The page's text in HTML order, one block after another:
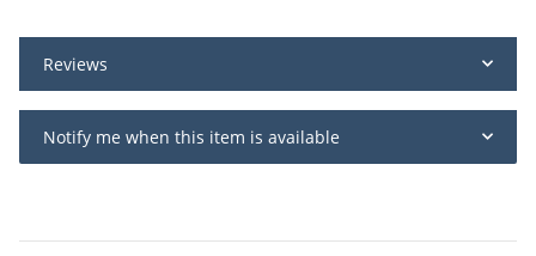
Reviews
Notify me when this item is available